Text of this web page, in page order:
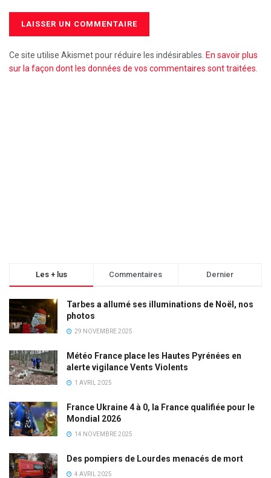
Ce site utilise Akismet pour réduire les indésirables. En savoir plus
sur la façon dont les données de vos commentaires sont traitées.
Les + lus Commentaires Dernier
Tarbes a allumé ses illuminations de Noël, nos
photos
29 NOVEMBRE 2025
Météo France place les Hautes Pyrénées en
alerte vigilance Vents Violents
1 AVRIL 2025
France Ukraine 4 à 0, la France qualifiée pour le
Mondial 2026
14 NOVEMBRE 2025
Des pompiers de Lourdes menacés de mort
4 AVRIL 2025